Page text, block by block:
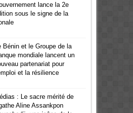
lance la 2e
sous le signe de la
Bénin et le Groupe de la
mondiale lancent un
partenariat pour
et la résilience
: Le sacre mérité de
Aline Assankpon